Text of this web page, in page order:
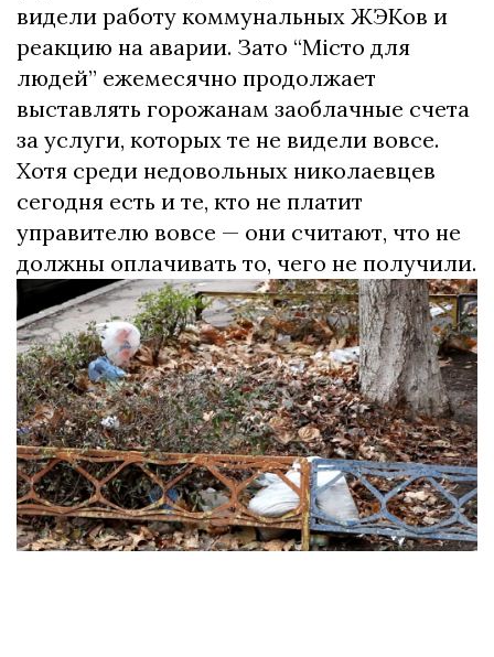
видели работу коммунальных ЖЭКов и
реакцию на аварии. Зато “Місто для
людей” ежемесячно продолжает
выставлять горожанам заоблачные счета
за услуги, которых те не видели вовсе.
Хотя среди недовольных николаевцев
сегодня есть и те, кто не платит
управителю вовсе — они считают, что не
должны оплачивать то, чего не получили.